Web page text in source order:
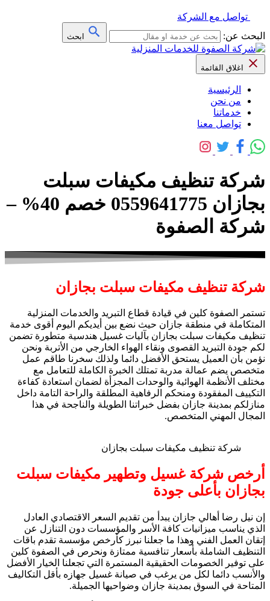
تواصل مع الشركة
البحث عن:
ابحث
اغلاق القائمة
الرئيسية
من نحن
خدماتنا
تواصل معنا
شركة تنظيف مكيفات سبلت
بجازان 0559641775 خصم 40% –
شركة الصفوة
شركة تنظيف مكيفات سبلت بجازان
تستمر الصفوة كلين في قيادة قطاع التبريد والخدمات المنزلية
المتكاملة في منطقة جازان حيث نضع بين أيديكم اليوم أقوى خدمة
تنظيف مكيفات سبلت بجازان بآليات غسيل هندسية متطورة تضمن
لكم جودة التبريد القصوى ونقاء الهواء الخارجي من الأتربة ونحن
نؤمن بأن العميل يستحق الأفضل دائما ولذلك سخرنا طاقم عمل
متخصص يضم عمالة مدربة تمتلك الخبرة الكاملة للتعامل مع
مختلف الأنظمة الهوائية والوحدات المجزأة لضمان استعادة كفاءة
التكييف المفقودة ومنحكم الرفاهية المطلقة والراحة التامة داخل
منازلكم بمدينة جازان بفضل خبراتنا الطويلة والناجحة في هذا
المجال المهني المتخصص.
شركة تنظيف مكيفات سبلت بجازان
أرخص شركة غسيل وتطهير مكيفات سبلت
بجازان بأعلى جودة
إن نيل رضا أهالي جازان يبدأ من تقديم السعر الاقتصادي العادل
الذي يناسب ميزانيات كافة الأسر والمؤسسات دون التنازل عن
إتقان العمل الفني وهذا ما جعلنا نبرز كأرخص مؤسسة تقدم باقات
التنظيف الشاملة بأسعار تنافسية ممتازة ونحرص في الصفوة كلين
على توفير الخصومات الحقيقية المستمرة التي تجعلنا الخيار الأفضل
والأنسب دائما لكل من يرغب في صيانة غسيل جهازه بأقل التكاليف
المتاحة في السوق بمدينة جازان وضواحيها الجميلة.